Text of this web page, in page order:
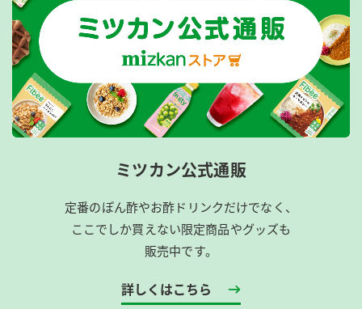
ミツカン公式通販
定番のぽん酢やお酢ドリンクだけでなく、
ここでしか買えない限定商品やグッズも
販売中です。
詳しくはこちら